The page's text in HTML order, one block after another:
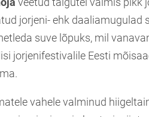
jorjeni- ehk daaliamugulad
suve lõpuks, mil
jorjenifestivalile Eesti
vahele valminud